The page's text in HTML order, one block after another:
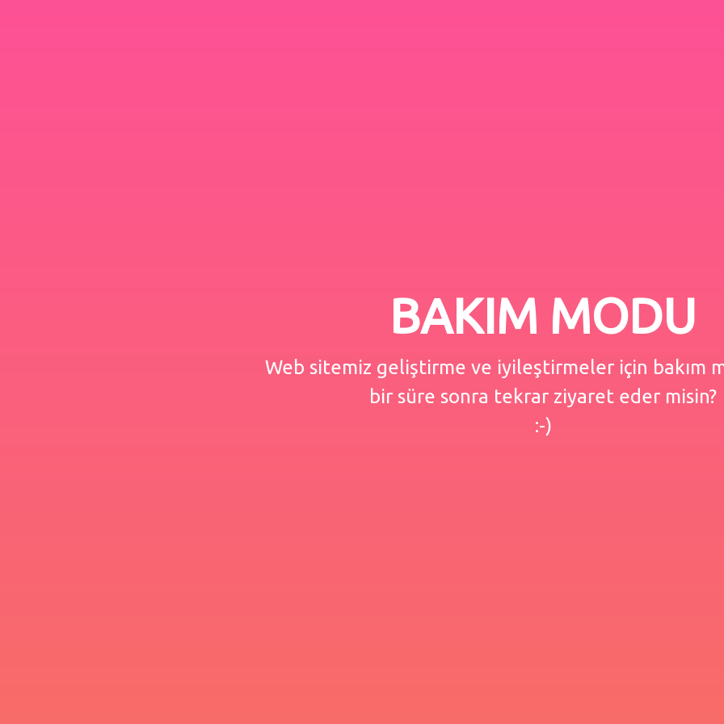
BAKIM MODU
Web sitemiz geliştirme ve iyileştirmeler için bakım
bir süre sonra tekrar ziyaret eder misin?
:-)